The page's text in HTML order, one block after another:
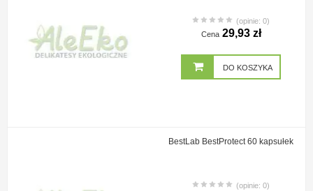
(opinie: 0)
Cena 29,93 zł
DO KOSZYKA
BestLab BestProtect 60 kapsułek
(opinie: 0)